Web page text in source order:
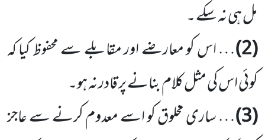
مل ہی نہ سکے ۔
(2) … اس کو معارضے اور مقابلے سے محفوظ کیا کہ
کوئی اس کی مثل کلام بنانے پر قادر نہ ہو۔
(3) … ساری مخلوق کو اسے معدوم کرنے سے عاجز